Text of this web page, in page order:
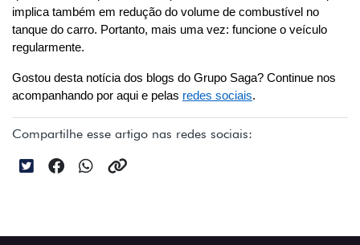
implica também em redução do volume de combustível no
tanque do carro. Portanto, mais uma vez: funcione o veículo
regularmente.
Gostou desta notícia dos blogs do Grupo Saga? Continue nos
acompanhando por aqui e pelas redes sociais.
Compartilhe esse artigo nas redes sociais: